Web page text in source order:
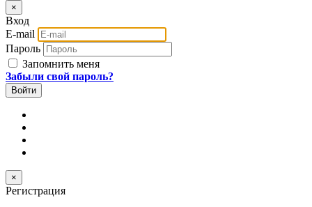
×
Вход
E-mail
Пароль
Запомнить меня
Забыли свой пароль?
×
Регистрация